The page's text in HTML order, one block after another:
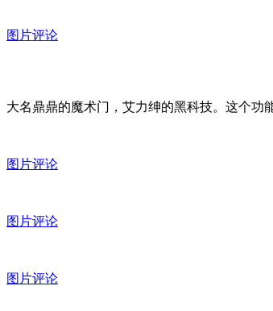
图片评论
大名鼎鼎的魔术门，艾力绅的黑科技。这个功
图片评论
图片评论
图片评论